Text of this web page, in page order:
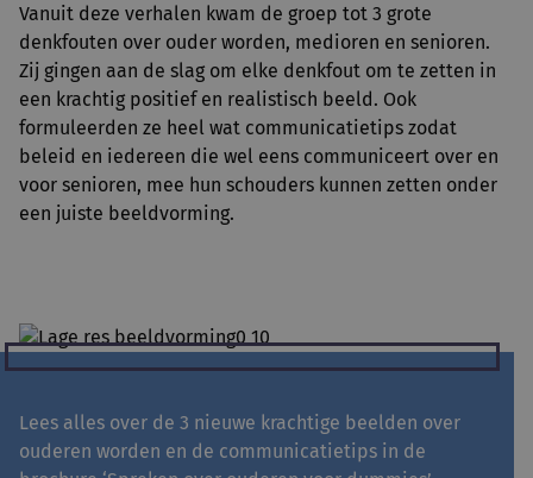
Vanuit deze verhalen kwam de groep tot 3 grote
denkfouten over ouder worden, medioren en senioren.
Zij gingen aan de slag om elke denkfout om te zetten in
een krachtig positief en realistisch beeld. Ook
formuleerden ze heel wat communicatietips zodat
beleid en iedereen die wel eens communiceert over en
voor senioren, mee hun schouders kunnen zetten onder
een juiste beeldvorming.
Lees alles over de 3 nieuwe krachtige beelden over
ouderen worden en de communicatietips in de